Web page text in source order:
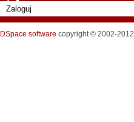
Zaloguj
DSpace software copyright © 2002-2012